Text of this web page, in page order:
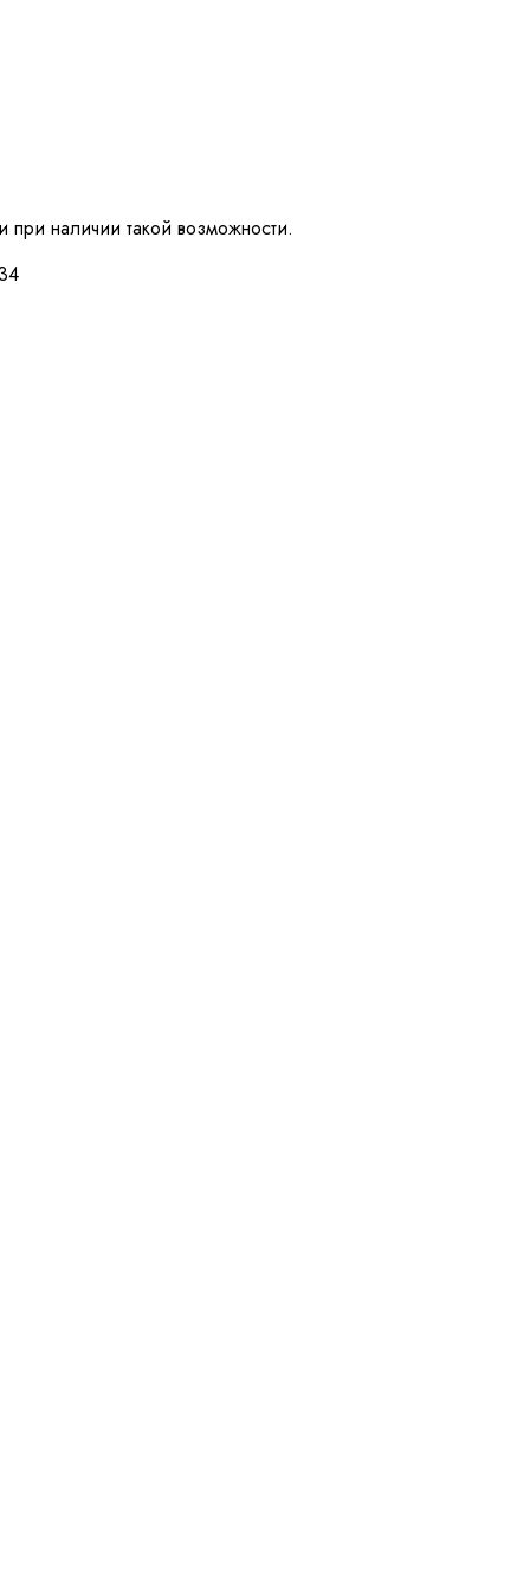
наличии такой возможности.